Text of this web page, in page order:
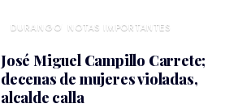
DURANGO NOTAS IMPORTANTES
José Miguel Campillo Carrete;
decenas de mujeres violadas,
alcalde calla